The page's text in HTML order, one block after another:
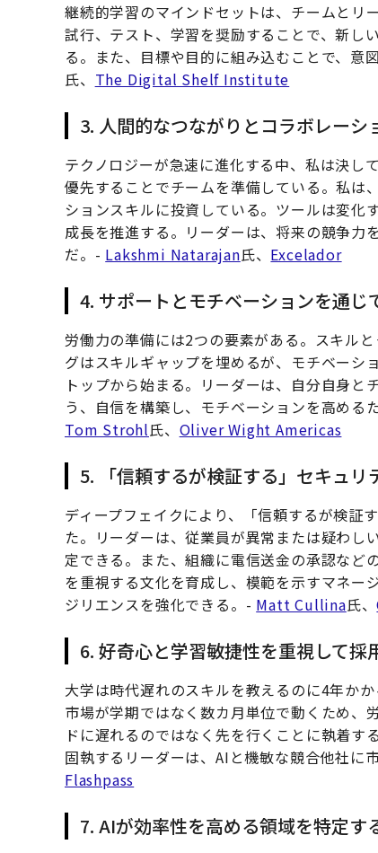
継続的学習のマインドセットは、チームとリ
試行、テスト、学習を奨励することで、新し
る。また、目標や目的に組み込むことで、意
氏、 The Digital Shelf Institute
3. 人間的なつながりとコラボレーシ
テクノロジーが急速に進化する中、私は決し
優先することでチームを準備している。私は
ションスキルに投資している。ツールは変化
成長を推進する。リーダーは、将来の競争力
だ。- Lakshmi Natarajan氏、 Excelador
4. サポートとモチベーションを通じ
労働力の準備には2つの要素がある。スキル
グはスキルギャップを埋めるが、モチベーシ
トップから始まる。リーダーは、自分自身
う、自信を構築し、モチベーションを高め
Tom Strohl氏、 Oliver Wight Americas
5. 「信頼するが検証する」セキュ
ディープフェイクにより、「信頼するが検証
た。リーダーは、従業員が異常または疑わし
定できる。また、組織に電信送金の承認など
を重視する文化を育成し、模範を示すマネー
ジリエンスを強化できる。- Matt Cullina氏、
6. 好奇心と学習敏捷性を重視して採
大学は時代遅れのスキルを教えるのに4年か
市場が学期ではなく数カ月単位で動くため、
ドに遅れるのではなく先を行くことに執着
固執するリーダーは、AIと機敏な競合他社に
Flashpass
7. AIが効率性を高める領域を特定す